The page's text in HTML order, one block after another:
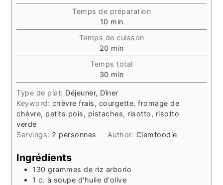
Temps de préparation
10 minutes
min
Temps de cuisson
20 minutes
min
Temps total
30 minutes
min
Type de plat: Déjeuner, Dîner
Keyword: chèvre frais, courgette, fromage de
chèvre, petits pois, pistaches, risotto, risotto
verde
Servings: 2 personnes Author: Clemfoodie
Ingrédients
130 grammes de riz arborio
1 c. à soupe d'huile d'olive